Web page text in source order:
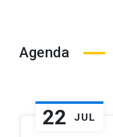
Agenda
22 JUL